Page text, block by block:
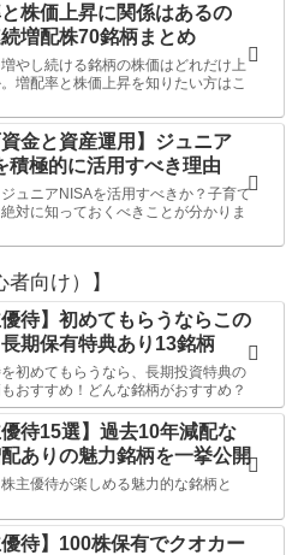
株価上昇に関係はあるの
増配株70銘柄まとめ
やし続ける銘柄の株価はどれだけ上
増配率と株価上昇を知りたい方はこ
資金と資産運用】ジュニア
積極的に活用すべき理由
ュニアNISAを活用すべきか？子育て
対に知っておくべきことが分かりま
向け）】
優待】初めてもらうならこの
期保有特典あり13銘柄
初めてもらうなら、長期投資特典の
おすすめ！どんな銘柄がおすすめ？
優待15選】過去10年減配な
ありの魅力銘柄を一挙公開
主優待が楽しめる魅力的な銘柄と
優待】100株保有でクオカー